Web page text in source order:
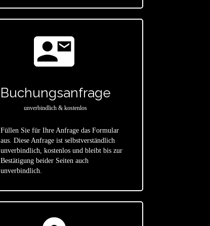
contact_mail
Buchungsanfrage
unverbindlich & kostenlos
Füllen Sie für Ihre Anfrage das Formular
aus. Diese Anfrage ist selbstverständlich
unverbindlich, kostenlos und bleibt bis zur
Bestätigung beider Seiten auch
unverbindlich.